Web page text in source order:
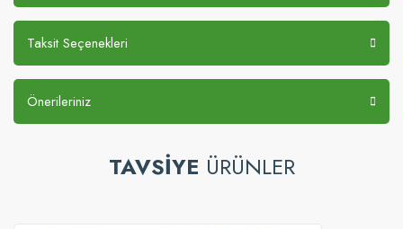
Taksit Seçenekleri
Önerileriniz
TAVSİYE ÜRÜNLER